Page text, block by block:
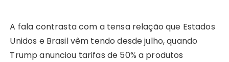
A fala contrasta com a tensa relação que Estados
Unidos e Brasil vêm tendo desde julho, quando
Trump anunciou tarifas de 50% a produtos